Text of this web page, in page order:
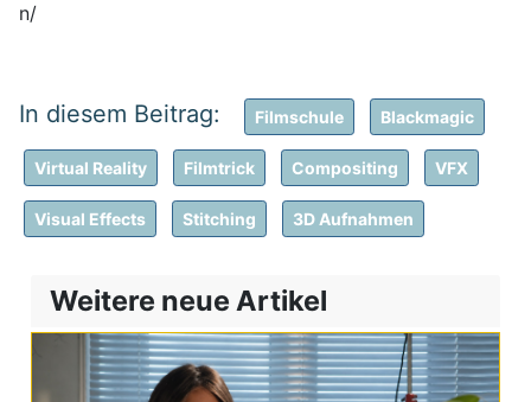
n/
Filmschule Blackmagic
Virtual Reality Filmtrick Compositing VFX
Visual Effects Stitching 3D Aufnahmen
Weitere neue Artikel